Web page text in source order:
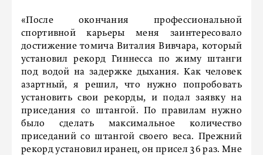
«После окончания профессиональной
спортивной карьеры меня заинтересовало
достижение томича Виталия Вивчара, который
установил рекорд Гиннесса по жиму штанги
под водой на задержке дыхания. Как человек
азартный, я решил, что нужно попробовать
установить свои рекорды, и подал заявку на
приседания со штангой. По правилам нужно
было сделать максимальное количество
приседаний со штангой своего веса. Прежний
рекорд установил иранец, он присел 36 раз. Мне